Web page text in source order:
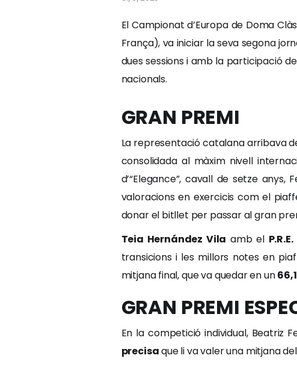
El Campionat d’Europa de Doma
França), va iniciar la seva segona
dues sessions i amb la participació
nacionals.
GRAN PREMI
La representació catalana arribava
consolidada al màxim nivell
d’“Elegance”, cavall de setze
valoracions en exercicis com el
donar el bitllet per passar al gran
Teia Hernández Vila amb el
transicions i les millors notes en
mitjana final, que va quedar en un
GRAN PREMI
En la competició individual, Beatriz
precisaque li va valer una mitjana del